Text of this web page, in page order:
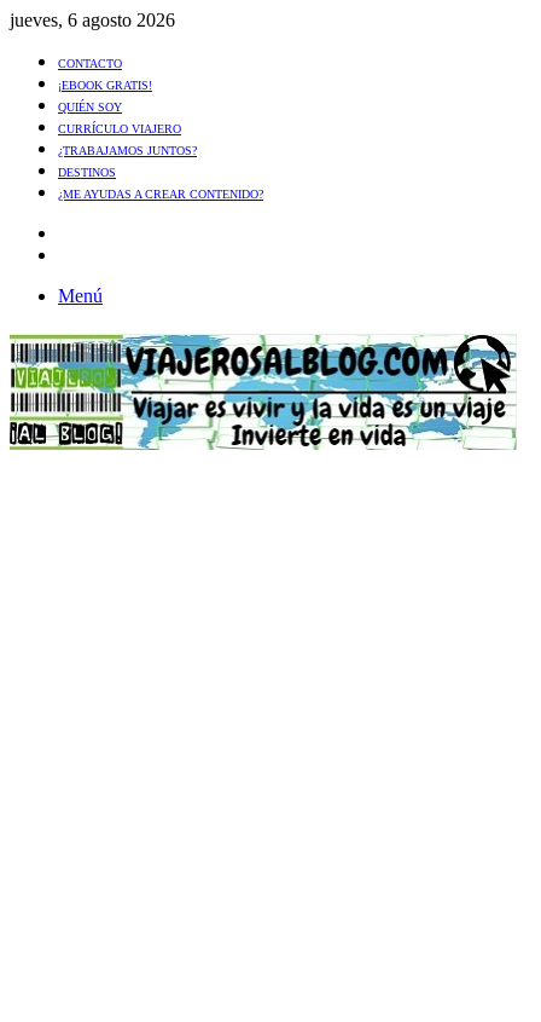
jueves, 6 agosto 2026
CONTACTO
¡EBOOK GRATIS!
QUIÉN SOY
CURRÍCULO VIAJERO
¿TRABAJAMOS JUNTOS?
DESTINOS
¿ME AYUDAS A CREAR CONTENIDO?
Menú